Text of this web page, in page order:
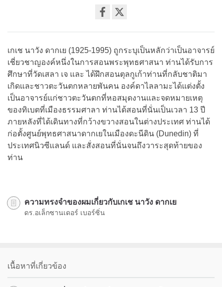
facebook
เกเช นาวัง ดากเย (1925-1995) ถูกระบุเป็นหลักว่าเป็นอาจารย์
เชี่ยวชาญองค์หนึ่งในการสอนพระพุทธศาสนา ท่านได้รับการ
ศึกษาที่วัดเสลา เจ และ ได้ฝึกสอนตุลกูเก้าท่านที่กลับชาติมา
เกิดและชาวตะวันตกหลายพันคน องค์ดาไลลามะได้แต่งตั้ง
เป็นอาจารย์แก่ชาวตะวันตกที่หอสมุดงานและจดหมายเหตุ
ของทิเบตที่เมืองธรรมศาลา ท่านได้สอนที่นั่นเป็นเวลา 13 ปี
ภายหลังที่ได้เดินทางที่กว้างขวางสอนในต่างประเทศ ท่านได้
ก่อตั้งศูนย์พุทธศาสนาดากเยในเมืองดะนีดิน (Dunedin) ที่
ประเทศนิวซีแลนด์ และสั่งสอนที่นั่นจนถึงวาระสุดท้ายของ
ท่าน
ความทรงจำของผมเกี่ยวกับเกเช นาวัง ดากเย
ดร.อเล็กซานเดอร์ เบอร์ซิ่น
เนื้อหาที่เกี่ยวข้อง